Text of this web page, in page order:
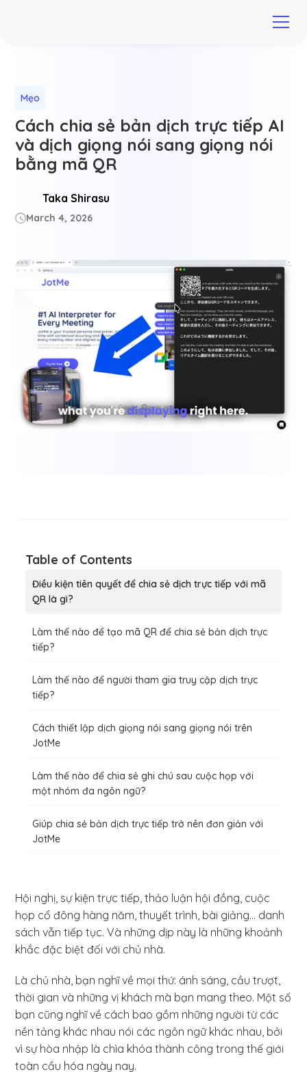
Mẹo
Cách chia sẻ bản dịch trực tiếp AI
và dịch giọng nói sang giọng nói
bằng mã QR
Taka Shirasu
March 4, 2026
Table of Contents
Điều kiện tiên quyết để chia sẻ dịch trực tiếp với mã
QR là gì?
Làm thế nào để tạo mã QR để chia sẻ bản dịch trực
tiếp?
Làm thế nào để người tham gia truy cập dịch trực
tiếp?
Cách thiết lập dịch giọng nói sang giọng nói trên
JotMe
Làm thế nào để chia sẻ ghi chú sau cuộc họp với
một nhóm đa ngôn ngữ?
Giúp chia sẻ bản dịch trực tiếp trở nên đơn giản với
JotMe
Hội nghị, sự kiện trực tiếp, thảo luận hội đồng, cuộc
họp cổ đông hàng năm, thuyết trình, bài giảng... danh
sách vẫn tiếp tục. Và những dịp này là những khoảnh
khắc đặc biệt đối với chủ nhà.
Là chủ nhà, bạn nghĩ về mọi thứ: ánh sáng, cầu trượt,
thời gian và những vị khách mà bạn mang theo. Một số
bạn cũng nghĩ về cách bao gồm những người từ các
nền tảng khác nhau nói các ngôn ngữ khác nhau, bởi
vì sự hòa nhập là chìa khóa thành công trong thế giới
toàn cầu hóa ngày nay.